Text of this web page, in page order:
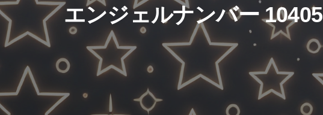
エンジェルナンバー 10405